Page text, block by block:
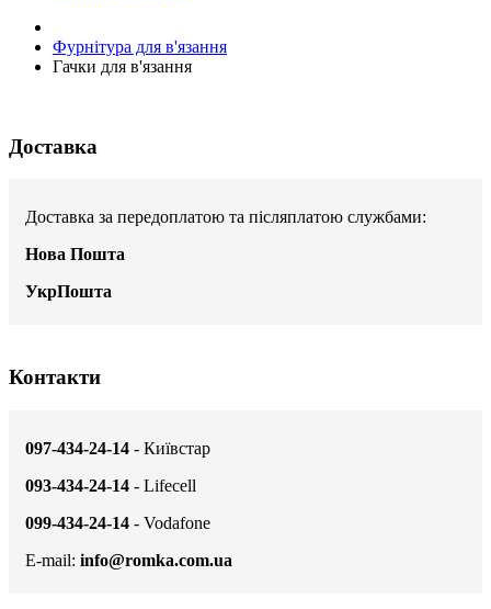
Фурнітура для в'язання
Гачки для в'язання
Доставка
Доставка за передоплатою та післяплатою службами:
Нова Пошта
УкрПошта
Контакти
097-434-24-14 - Київстар
093-434-24-14 - Lifecell
099-434-24-14 - Vodafone
E-mail: info@romka.com.ua